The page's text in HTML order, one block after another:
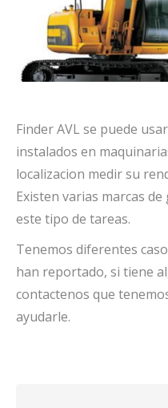
Finder AVL se puede
instalados en
localizacion medir su
Existen varias marcas
este tipo de tareas.
Tenemos diferentes
han reportado, si tiene
contactenos que
ayudarle.